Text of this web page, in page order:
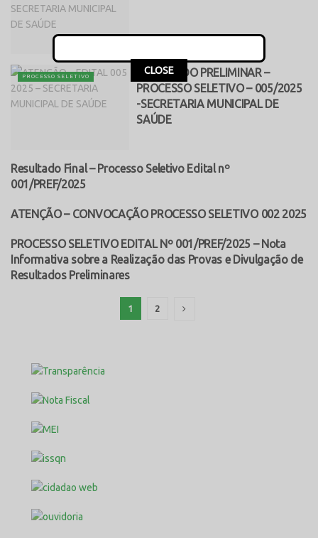
PROCESSO SELETIVO
RESULTADO PRELIMINAR –
PROCESSO SELETIVO – 005/2025
-SECRETARIA MUNICIPAL DE
SAÚDE
PROCESSO SELETIVO
Resultado Final – Processo Seletivo Edital nº
001/PREF/2025
PROCESSO SELETIVO
ATENÇÃO – CONVOCAÇÃO PROCESSO SELETIVO 002 2025
PROCESSO SELETIVO
PROCESSO SELETIVO EDITAL Nº 001/PREF/2025 – Nota
Informativa sobre a Realização das Provas e Divulgação de
Resultados Preliminares
1 2
This popup will close in:17
CLOSE